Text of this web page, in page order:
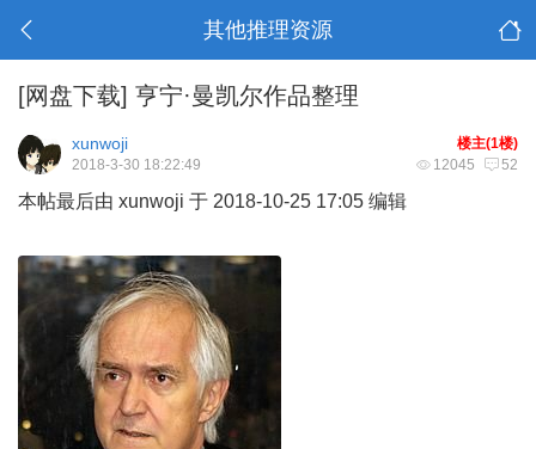
其他推理资源
[网盘下载] 亨宁·曼凯尔作品整理
楼主(1楼)
xunwoji
12045 52
2018-3-30 18:22:49
本帖最后由 xunwoji 于 2018-10-25 17:05 编辑